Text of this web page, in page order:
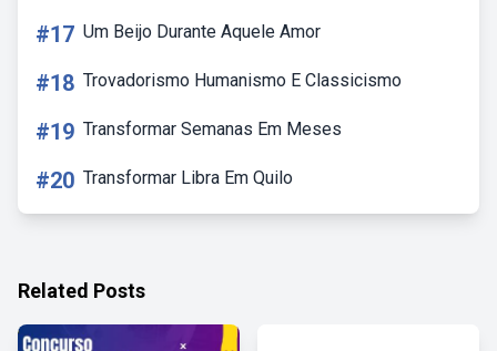
#17 Um Beijo Durante Aquele Amor
#18 Trovadorismo Humanismo E Classicismo
#19 Transformar Semanas Em Meses
#20 Transformar Libra Em Quilo
Related Posts